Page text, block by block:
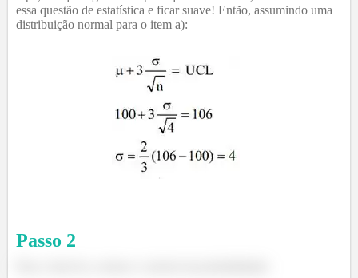
essa questão de estatística e ficar suave! Então, assumindo uma
distribuição normal para o item a):
Passo 2